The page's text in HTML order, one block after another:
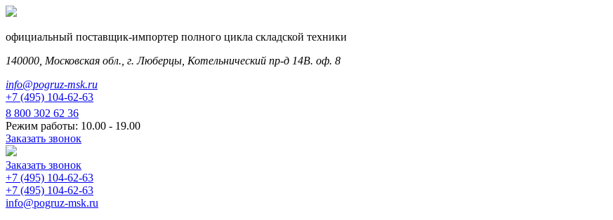
официальный поставщик-импортер полного цикла складской техники
140000, Московская обл., г. Люберцы, Котельнический пр-д 14В. оф. 8
info@pogruz-msk.ru
+7 (495) 104-62-63
8 800 302 62 36
Режим работы: 10.00 - 19.00
Заказать звонок
Заказать звонок
+7 (495) 104-62-63
+7 (495) 104-62-63
info@pogruz-msk.ru